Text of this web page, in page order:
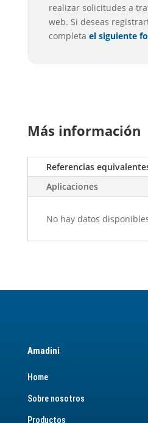
realizar solicitudes a
web. Si deseas
completa el siguiente
Más información
Referencias
Aplicaciones
No hay datos
Amadini
Home
Sobre nosotros
Productos